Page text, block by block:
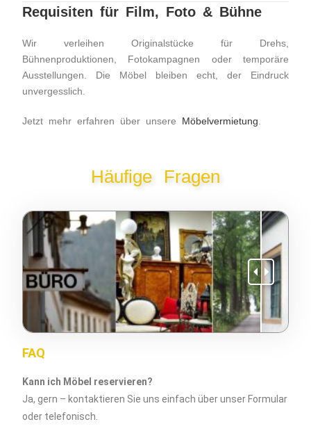
Requisiten für Film, Foto & Bühne
Wir verleihen Originalstücke für Drehs,
Bühnenproduktionen, Fotokampagnen oder temporäre
Ausstellungen. Die Möbel bleiben echt, der Eindruck
unvergesslich.
Jetzt mehr erfahren über unsere Möbelvermietung
Häufige Fragen
FAQ
Kann ich Möbel reservieren?
Ja, gern – kontaktieren Sie uns einfach über unser Formular
oder telefonisch.